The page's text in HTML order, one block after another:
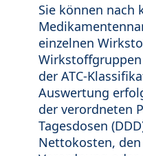
Sie können nach
einzelnen
der ATC-
Auswertung
der verordneten
Tagesdosen
Nettokosten,